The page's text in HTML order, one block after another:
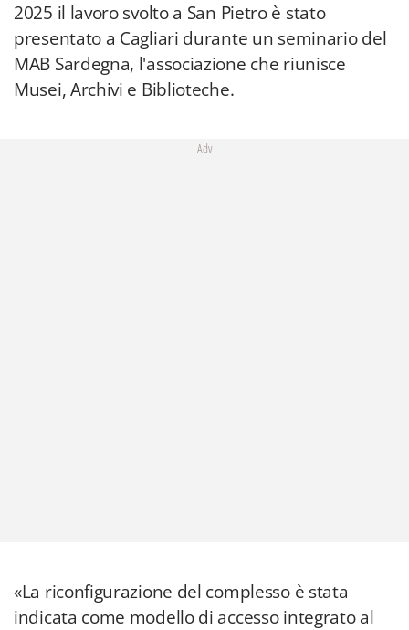
2025 il lavoro svolto a San Pietro è stato
presentato a Cagliari durante un seminario del
MAB Sardegna, l'associazione che riunisce
Musei, Archivi e Biblioteche.
Adv
«La riconfigurazione del complesso è stata
indicata come modello di accesso integrato al